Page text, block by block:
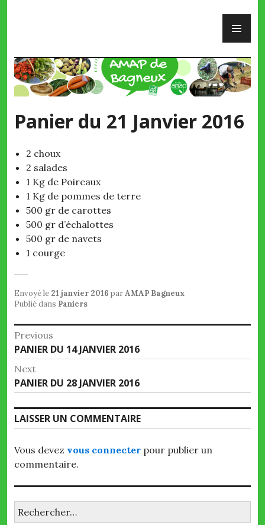
Panier du 21 Janvier 2016
2 choux
2 salades
1 Kg de Poireaux
1 Kg de pommes de terre
500 gr de carottes
500 gr d’échalottes
500 gr de navets
1 courge
Envoyé le 21 janvier 2016 parAMAP Bagneux
Publié dans Paniers
Navigation
de
l’article
Previous
Previous
post:
PANIER DU 14 JANVIER 2016
Next
Next
post:
PANIER DU 28 JANVIER 2016
LAISSER UN COMMENTAIRE
Vous devez vous connecter pour publier un
commentaire.